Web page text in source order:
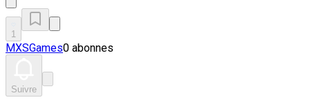
1
MXSGames0 abonnes
Suivre